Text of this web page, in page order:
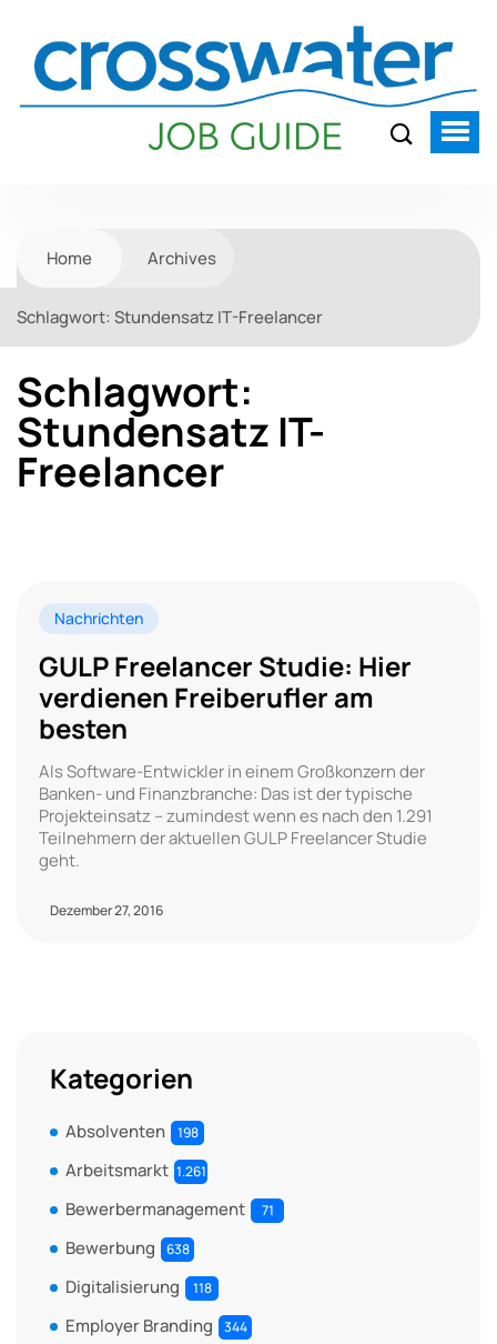
Home Archives
Schlagwort: Stundensatz IT-Freelancer
Schlagwort:
Stundensatz IT-
Freelancer
Nachrichten
GULP Freelancer Studie: Hier
verdienen Freiberufler am
besten
Als Software-Entwickler in einem Großkonzern der
Banken- und Finanzbranche: Das ist der typische
Projekteinsatz – zumindest wenn es nach den 1.291
Teilnehmern der aktuellen GULP Freelancer Studie
geht.
Dezember 27, 2016
Kategorien
Absolventen 198
Arbeitsmarkt 1.261
Bewerbermanagement 71
Bewerbung 638
Digitalisierung 118
Employer Branding 344